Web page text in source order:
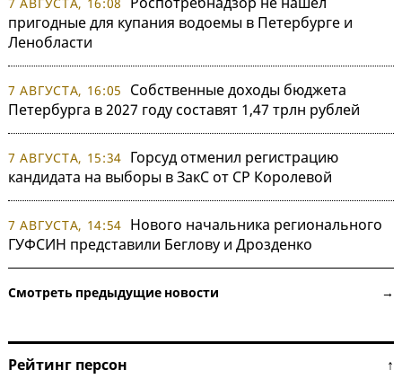
пригодные для купания водоемы в Петербурге и
Ленобласти
7 АВГУСТА, 16:05
Собственные доходы бюджета
Петербурга в 2027 году составят 1,47 трлн рублей
7 АВГУСТА, 15:34 Горсуд отменил регистрацию
кандидата на выборы в ЗакС от СР Королевой
7 АВГУСТА, 14:54 Нового начальника регионального
ГУФСИН представили Беглову и Дрозденко
Смотреть предыдущие новости →
Рейтинг персон ↑